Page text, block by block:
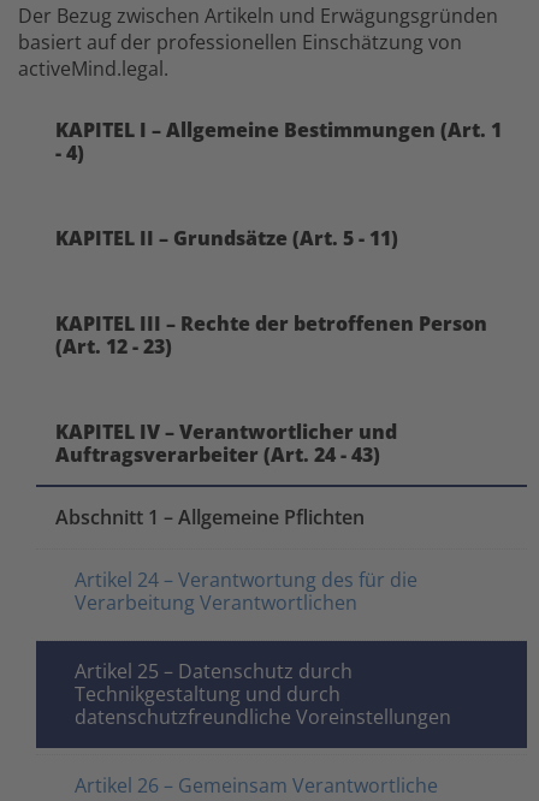
Der Bezug zwischen Artikeln und Erwägungsgründen
basiert auf der professionellen Einschätzung von
activeMind.legal.
KAPITEL I – Allgemeine Bestimmungen (Art. 1
- 4)
KAPITEL II – Grundsätze (Art. 5 - 11)
KAPITEL III – Rechte der betroffenen Person
(Art. 12 - 23)
KAPITEL IV – Verantwortlicher und
Auftragsverarbeiter (Art. 24 - 43)
Abschnitt 1 – Allgemeine Pflichten
Artikel 24 – Verantwortung des für die
Verarbeitung Verantwortlichen
Artikel 25 – Datenschutz durch
Technikgestaltung und durch
datenschutzfreundliche Voreinstellungen
Artikel 26 – Gemeinsam Verantwortliche